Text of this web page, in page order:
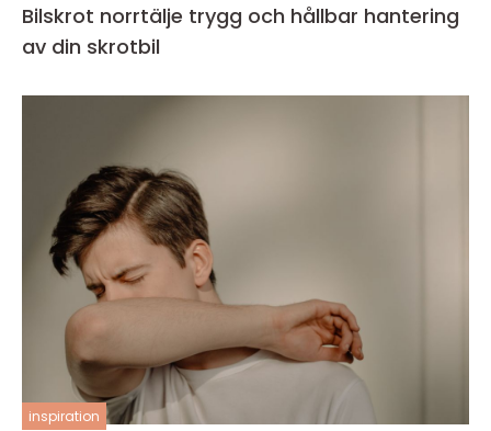
Bilskrot norrtälje trygg och hållbar hantering
av din skrotbil
inspiration